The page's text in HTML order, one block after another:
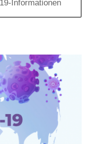
Informationen